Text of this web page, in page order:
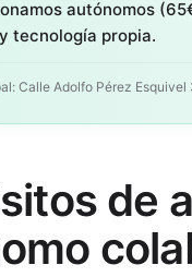
autónomos
tecnología propia.
Calle Adolfo Pérez Esquivel
de